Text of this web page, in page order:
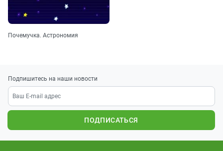
Почемучка. Астрономия
Подпишитесь на наши новости
ПОДПИСАТЬСЯ